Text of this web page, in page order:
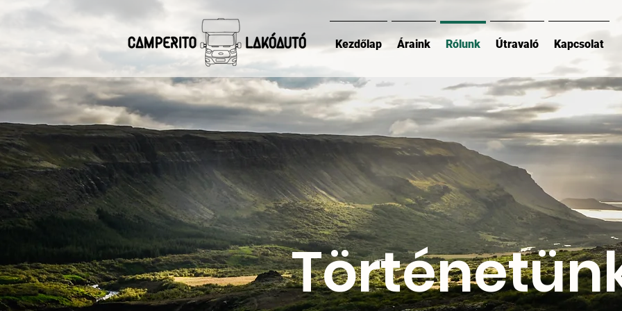
Kezdőlap Áraink Rólunk Útravaló Kapcsolat